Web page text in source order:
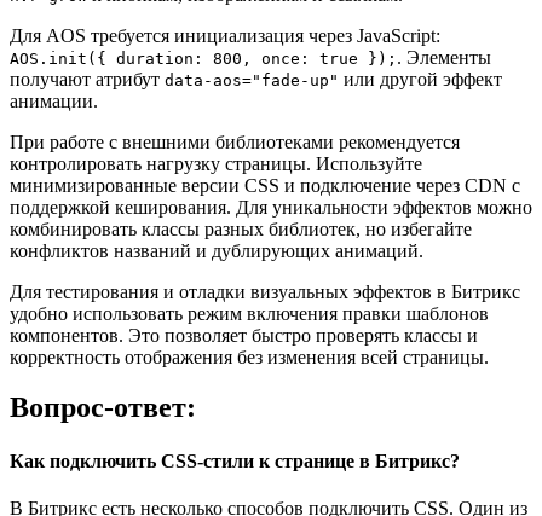
Для AOS требуется инициализация через JavaScript:
AOS.init({ duration: 800, once: true }); . Элементы
получают атрибут data-aos="fade-up" или другой эффект
анимации.
При работе с внешними библиотеками рекомендуется
контролировать нагрузку страницы. Используйте
минимизированные версии CSS и подключение через CDN с
поддержкой кеширования. Для уникальности эффектов можно
комбинировать классы разных библиотек, но избегайте
конфликтов названий и дублирующих анимаций.
Для тестирования и отладки визуальных эффектов в Битрикс
удобно использовать режим включения правки шаблонов
компонентов. Это позволяет быстро проверять классы и
корректность отображения без изменения всей страницы.
Вопрос-ответ:
Как подключить CSS-стили к странице в Битрикс?
В Битрикс есть несколько способов подключить CSS. Один из